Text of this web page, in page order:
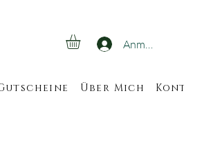
Anmelden
Über Mich Kontakt